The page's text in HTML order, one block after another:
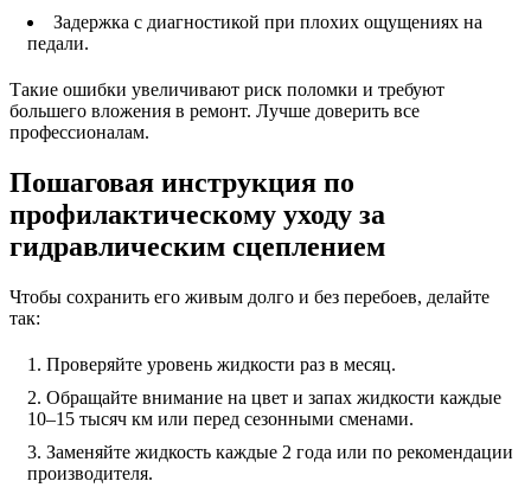
Задержка с диагностикой при плохих ощущениях на
педали.
Такие ошибки увеличивают риск поломки и требуют
большего вложения в ремонт. Лучше доверить все
профессионалам.
Пошаговая инструкция по
профилактическому уходу за
гидравлическим сцеплением
Чтобы сохранить его живым долго и без перебоев, делайте
так:
Проверяйте уровень жидкости раз в месяц.
Обращайте внимание на цвет и запах жидкости каждые
10–15 тысяч км или перед сезонными сменами.
Заменяйте жидкость каждые 2 года или по рекомендации
производителя.